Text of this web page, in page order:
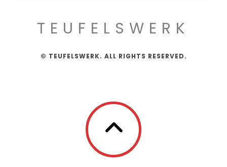
TEUFELSWERK
© TEUFELSWERK. ALL RIGHTS RESERVED.